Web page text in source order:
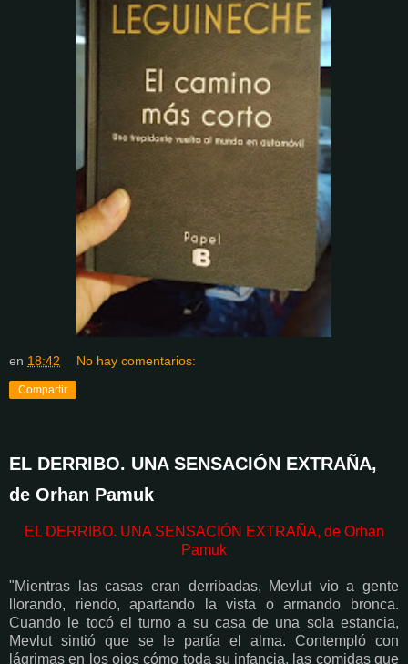
en 18:42 No hay comentarios:
Compartir
EL DERRIBO. UNA SENSACIÓN EXTRAÑA,
de Orhan Pamuk
EL DERRIBO. UNA SENSACIÓN EXTRAÑA, de Orhan
Pamuk
"Mientras las casas eran derribadas, Mevlut vio a gente
llorando, riendo, apartando la vista o armando bronca.
Cuando le tocó el turno a su casa de una sola estancia,
Mevlut sintió que se le partía el alma. Contempló con
lágrimas en los ojos cómo toda su infancia, las comidas que